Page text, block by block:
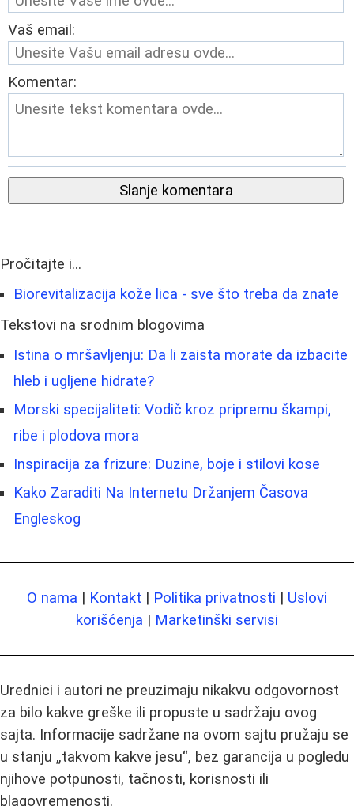
Vaš email:
Komentar:
Slanje komentara
Pročitajte i...
Biorevitalizacija kože lica - sve što treba da znate
Tekstovi na srodnim blogovima
Istina o mršavljenju: Da li zaista morate da izbacite
hleb i ugljene hidrate?
Morski specijaliteti: Vodič kroz pripremu škampi,
ribe i plodova mora
Inspiracija za frizure: Duzine, boje i stilovi kose
Kako Zaraditi Na Internetu Držanjem Časova
Engleskog
O nama | Kontakt | Politika privatnosti | Uslovi
korišćenja | Marketinški servisi
Urednici i autori ne preuzimaju nikakvu odgovornost
za bilo kakve greške ili propuste u sadržaju ovog
sajta. Informacije sadržane na ovom sajtu pružaju se
u stanju „takvom kakve jesu“, bez garancija u pogledu
njihove potpunosti, tačnosti, korisnosti ili
blagovremenosti.